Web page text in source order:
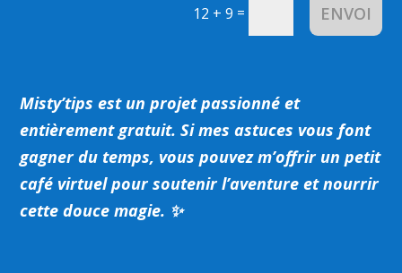
12 + 9 = ENVOI
Misty’tips est un projet passionné et
entièrement gratuit. Si mes astuces vous font
gagner du temps, vous pouvez m’offrir un petit
café virtuel pour soutenir l’aventure et nourrir
cette douce magie. ✨